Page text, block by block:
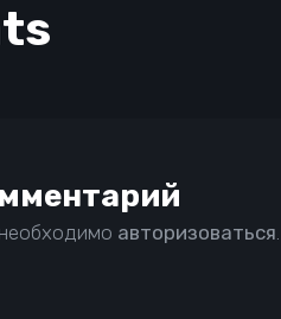
авторизоваться.